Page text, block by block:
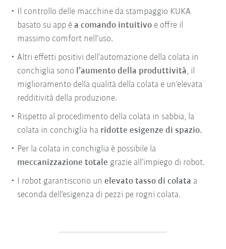
Il controllo delle macchine da stampaggio KUKA
basato su app èa comando intuitivo e offre il
massimo comfort nell’uso.
Altri effetti positivi dell’automazione della colata in
conchiglia sono l’aumento della produttività, il
miglioramento della qualità della colata e un’elevata
redditività della produzione.
Rispetto al procedimento della colata in sabbia, la
colata in conchiglia ha ridotte esigenze di spazio.
Per la colata in conchiglia è possibile la
meccanizzazione totale grazie all’impiego di robot.
I robot garantiscono unelevato tasso di colata a
seconda dell’esigenza di pezzi pe rogni colata.